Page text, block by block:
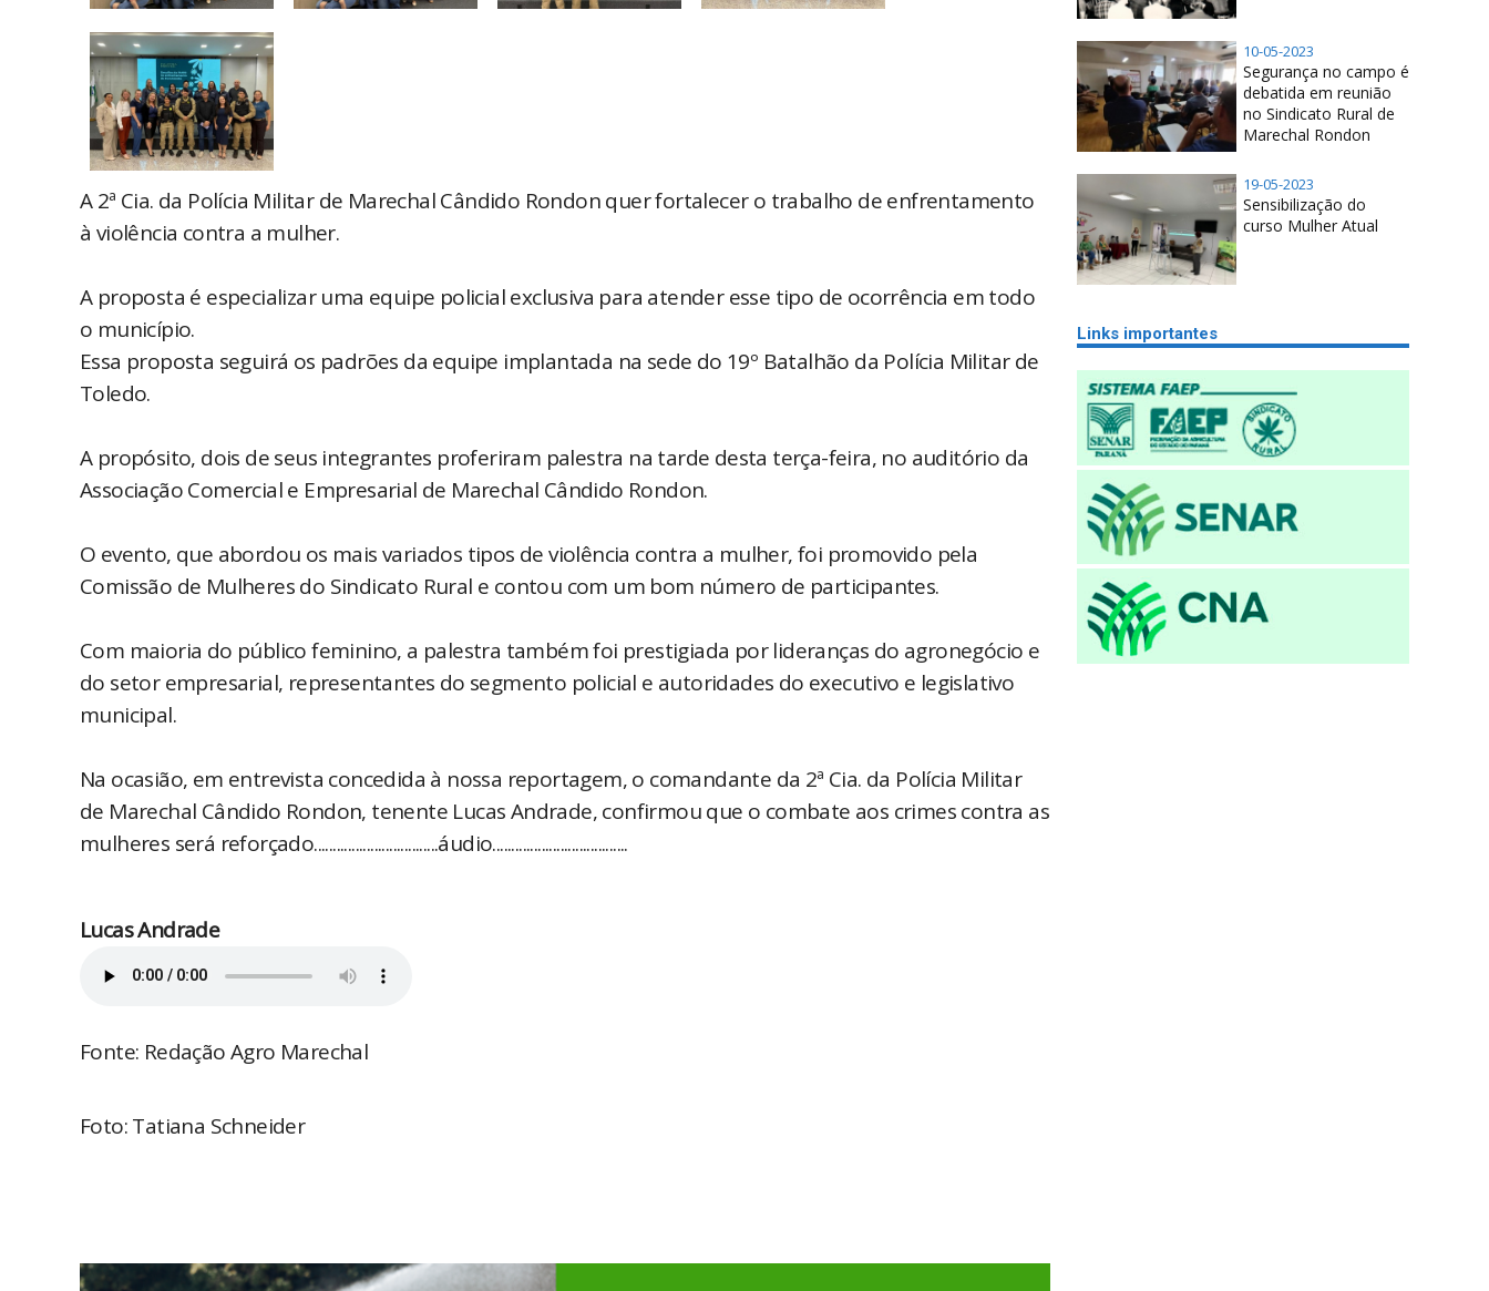
A 2ª Cia. da Polícia Militar de Marechal Cândido Rondon quer fortalecer o trabalho de enfrentamento
à violência contra a mulher.
A proposta é especializar uma equipe policial exclusiva para atender esse tipo de ocorrência em todo
o município.
Essa proposta seguirá os padrões da equipe implantada na sede do 19º Batalhão da Polícia Militar de
Toledo.
A propósito, dois de seus integrantes proferiram palestra na tarde desta terça-feira, no auditório da
Associação Comercial e Empresarial de Marechal Cândido Rondon.
O evento, que abordou os mais variados tipos de violência contra a mulher, foi promovido pela
Comissão de Mulheres do Sindicato Rural e contou com um bom número de participantes.
Com maioria do público feminino, a palestra também foi prestigiada por lideranças do agronegócio e
do setor empresarial, representantes do segmento policial e autoridades do executivo e legislativo
municipal.
Na ocasião, em entrevista concedida à nossa reportagem, o comandante da 2ª Cia. da Polícia Militar
de Marechal Cândido Rondon, tenente Lucas Andrade, confirmou que o combate aos crimes contra as
mulheres será reforçado.................................áudio....................................
Lucas Andrade
Fonte: Redação Agro Marechal
Foto: Tatiana Schneider
10-05-2023
Segurança no campo é
debatida em reunião
no Sindicato Rural de
Marechal Rondon
19-05-2023
Sensibilização do
curso Mulher Atual
Links importantes